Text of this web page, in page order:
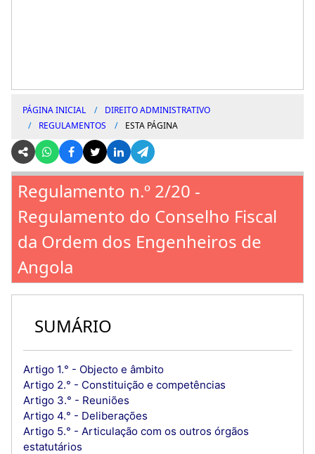
PÁGINA INICIAL
DIREITO ADMINISTRATIVO
REGULAMENTOS
ESTA PÁGINA
Regulamento n.º 2/20 -
Regulamento do Conselho Fiscal
da Ordem dos Engenheiros de
Angola
SUMÁRIO
Artigo 1.° - Objecto e âmbito
Artigo 2.° - Constituição e competências
Artigo 3.° - Reuniões
Artigo 4.° - Deliberações
Artigo 5.° - Articulação com os outros órgãos
estatutários